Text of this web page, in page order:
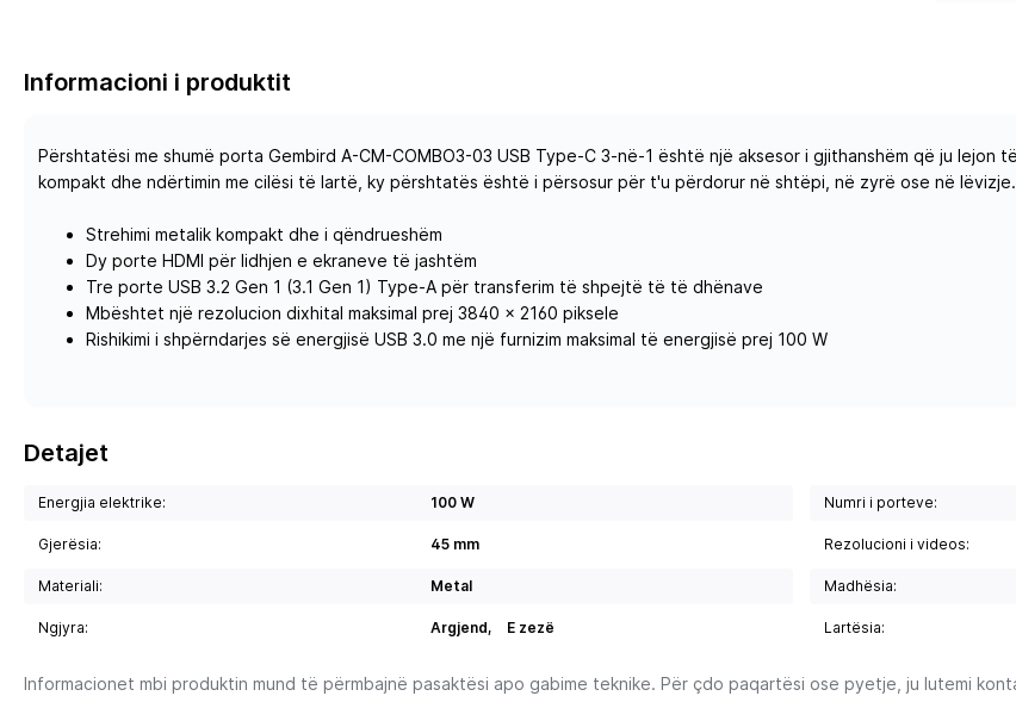
Informacioni i produktit
Përshtatësi me shumë porta Gembird A-CM-COMBO3-03 USB Type-C 3-në-1 është një aksesor i gjithanshëm që ju
kompakt dhe ndërtimin me cilësi të lartë, ky përshtatës është i përsosur për t'u përdorur në shtëpi, në zyrë ose në lëvizje.
Strehimi metalik kompakt dhe i qëndrueshëm
Dy porte HDMI për lidhjen e ekraneve të jashtëm
Tre porte USB 3.2 Gen 1 (3.1 Gen 1) Type-A për transferim të shpejtë të të dhënave
Mbështet një rezolucion dixhital maksimal prej 3840 x 2160 piksele
Rishikimi i shpërndarjes së energjisë USB 3.0 me një furnizim maksimal të energjisë prej 100 W
Detajet
Energjia elektrike: 100 W
Gjerësia: 45 mm
Materiali: Metal
Ngjyra: Argjend, E zezë
Numri i porteve:
Rezolucioni i videos:
Madhësia:
Lartësia:
Informacionet mbi produktin mund të përmbajnë pasaktësi apo gabime teknike. Për çdo paqartësi ose pyetje, ju lutemi